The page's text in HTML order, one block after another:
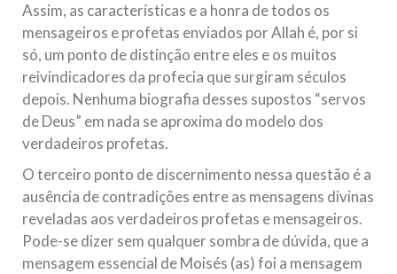
Assim, as características e a honra de todos os
mensageiros e profetas enviados por Allah é, por si
só, um ponto de distinção entre eles e os muitos
reivindicadores da profecia que surgiram séculos
depois. Nenhuma biografia desses supostos “servos
de Deus” em nada se aproxima do modelo dos
verdadeiros profetas.
O terceiro ponto de discernimento nessa questão é a
ausência de contradições entre as mensagens divinas
reveladas aos verdadeiros profetas e mensageiros.
Pode-se dizer sem qualquer sombra de dúvida, que a
mensagem essencial de Moisés (as) foi a mensagem